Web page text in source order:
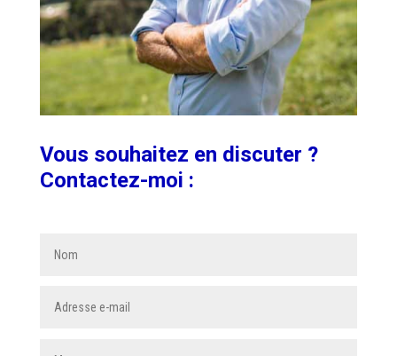
Vous souhaitez en discuter ?
Contactez-moi :